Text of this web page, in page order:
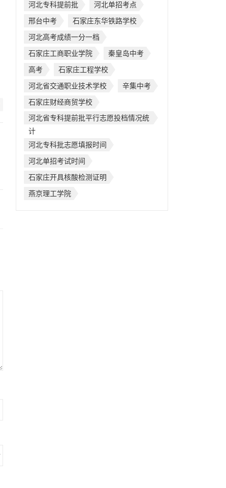
河北专科提前批
河北单招考点
邢台中考
石家庄东华铁路学校
河北高考成绩一分一档
石家庄工商职业学院
秦皇岛中考
高考
石家庄工程学校
河北省交通职业技术学校
辛集中考
石家庄财经商贸学校
河北省专科提前批平行志愿投档情况统
计
河北专科批志愿填报时间
河北单招考试时间
石家庄开具核酸检测证明
燕京理工学院